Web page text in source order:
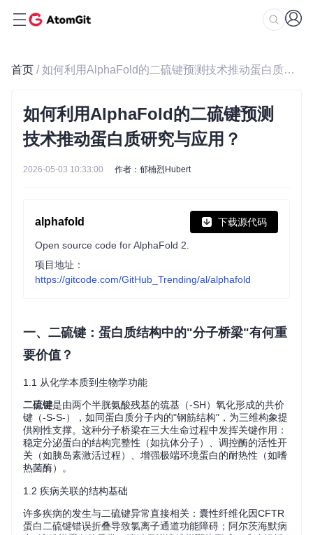
首页 / 如何利用AlphaFold的二硫键预测技术推动蛋白质研究与应用？
如何利用AlphaFold的二硫键预测
技术推动蛋白质研究与应用？
2026-05-03 10:33:00 作者：郁楠烈Hubert
alphafold 下载源代码
Open source code for AlphaFold 2.
项目地址：
https://gitcode.com/GitHub_Trending/al/alphafold
一、二硫键：蛋白质结构中的"分子桥梁"有何重
要价值？
1.1 从化学本质到生物学功能
二硫键是由两个半胱氨酸残基的巯基（-SH）氧化形成的共价
键（-S-S-），如同蛋白质分子内的"钢筋结构"，为三维构象提
供刚性支撑。这种分子桥梁在三大生命过程中发挥关键作用：
稳定分泌蛋白的结构完整性（如抗体分子）、调控酶的活性开
关（如胰岛素激活过程）、增强极端环境蛋白的耐热性（如嗜
热菌酶）。
1.2 疾病关联的结构基础
许多疾病的发生与二硫键异常直接相关：囊性纤维化因CFTR
蛋白二硫键错误折叠导致氯离子通道功能障碍；阿尔茨海默病